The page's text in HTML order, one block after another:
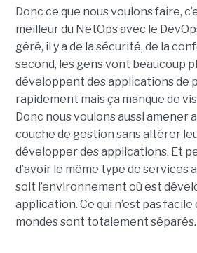
Donc ce que nous voulons faire,
meilleur du NetOps avec le
géré, il y a de la sécurité, de la
second, les gens vont beaucoup
développent des applications de
rapidement mais ça manque de
Donc nous voulons aussi amener
couche de gestion sans altérer
développer des applications. Et
d’avoir le même type de services
soit l’environnement où est
application. Ce qui n’est pas facile
mondes sont totalement séparés.